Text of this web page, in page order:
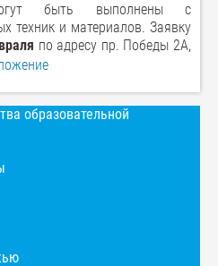
быть выполнены с
техник и материалов. Заявку
по адресу пр. Победы 2А,
образовательной